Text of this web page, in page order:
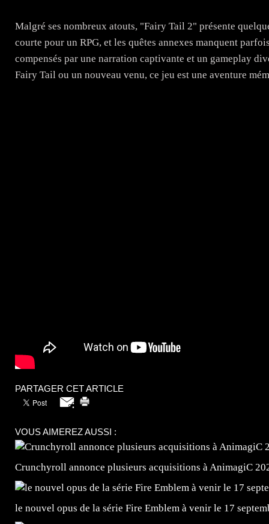
Malgré ses nombreux atouts, "Fairy Tail 2" présente
courte pour un RPG, et les quêtes annexes manquent
compensés par une narration captivante et un gameplay
Fairy Tail ou un nouveau venu, ce jeu est une aventure
PARTAGER CET ARTICLE
VOUS AIMEREZ AUSSI :
Crunchyroll annonce plusieurs acquisitions à AnimagiC
le nouvel opus de la série Fire Emblem à venir le 17